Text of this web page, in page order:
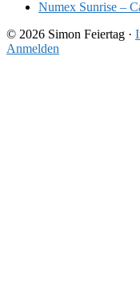
Numex Sunrise –
© 2026 Simon Feiertag ·
Anmelden